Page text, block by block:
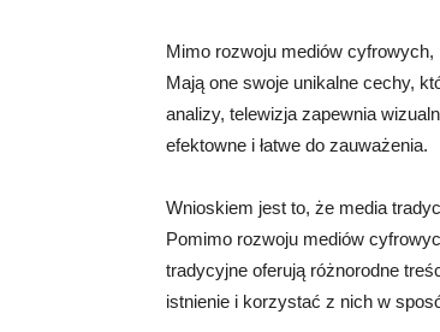
Mimo rozwoju mediów
Mają one swoje unikalne cechy,
analizy, telewizja zapewnia
efektowne i łatwe do zauważenia.
Wnioskiem jest to, że media
Pomimo rozwoju mediów
tradycyjne oferują różnorodne
istnienie i korzystać z nich w